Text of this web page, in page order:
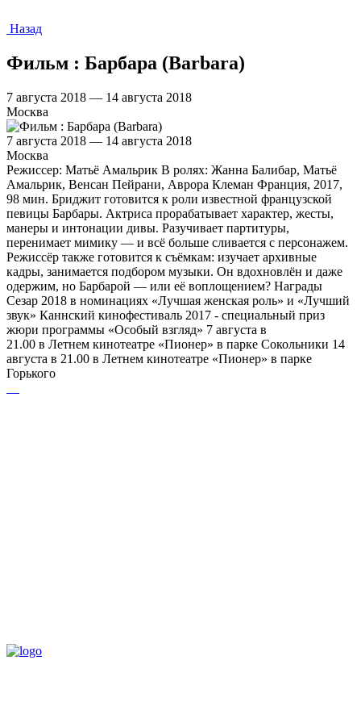
Назад
Фильм : Барбара (Barbara)
7 августа 2018 — 14 августа 2018
Москва
7 августа 2018 — 14 августа 2018
Москва
Режиссер: Матьё Амальрик В ролях: Жанна Балибар, Матьё
Амальрик, Венсан Пейрани, Аврора Клеман Франция, 2017,
98 мин. Бриджит готовится к роли известной французской
певицы Барбары. Актриса прорабатывает характер, жесты,
манеры и интонации дивы. Разучивает партитуры,
перенимает мимику — и всё больше сливается с персонажем.
Режиссёр также готовится к съёмкам: изучает архивные
кадры, занимается подбором музыки. Он вдохновлён и даже
одержим, но Барбарой — или её воплощением? Награды
Сезар 2018 в номинациях «Лучшая женская роль» и «Лучший
звук» Каннский кинофестиваль 2017 - специальный приз
жюри программы «Особый взгляд» 7 августа в
21.00 в Летнем кинотеатре «Пионер» в парке Сокольники 14
августа в 21.00 в Летнем кинотеатре «Пионер» в парке
Горького